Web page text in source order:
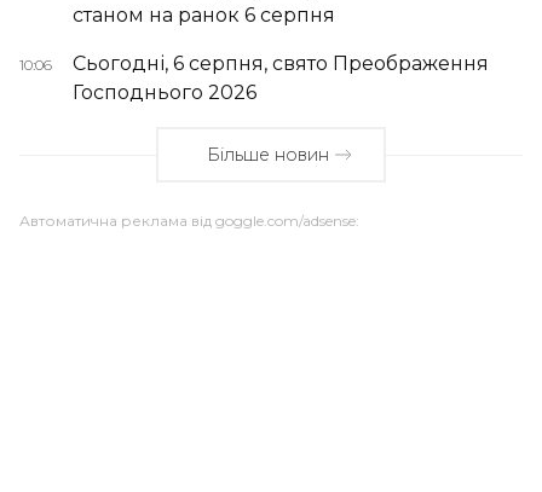
станом на ранок 6 серпня
10:06
Сьогодні, 6 серпня, свято Преображення
Господнього 2026
Більше новин
Автоматична реклама від goggle.com/adsense: